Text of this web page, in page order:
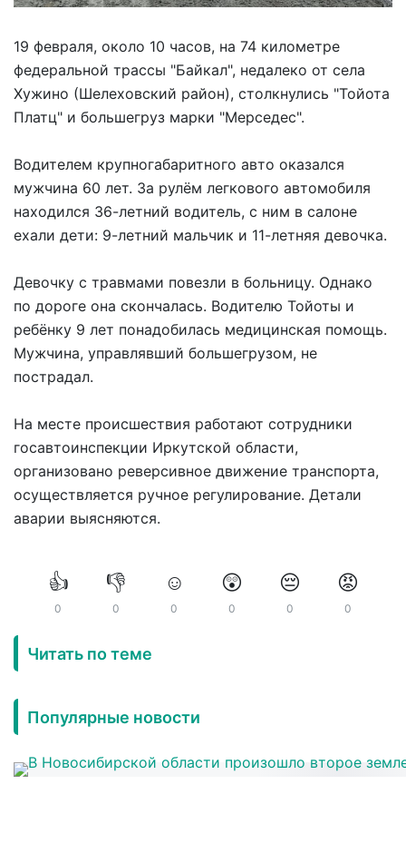
19 февраля, около 10 часов, на 74 километре
федеральной трассы "Байкал", недалеко от села
Хужино (Шелеховский район), столкнулись "Тойота
Платц" и большегруз марки "Мерседес".
Водителем крупногабаритного авто оказался
мужчина 60 лет. За рулём легкового автомобиля
находился 36-летний водитель, с ним в салоне
ехали дети: 9-летний мальчик и 11-летняя девочка.
Девочку с травмами повезли в больницу. Однако
по дороге она скончалась. Водителю Тойоты и
ребёнку 9 лет понадобилась медицинская помощь.
Мужчина, управлявший большегрузом, не
пострадал.
На месте происшествия работают сотрудники
госавтоинспекции Иркутской области,
организовано реверсивное движение транспорта,
осуществляется ручное регулирование. Детали
аварии выясняются.
👍
0
👎
0
☺️
0
😲
0
😔
0
😡
0
Читать по теме
Популярные новости